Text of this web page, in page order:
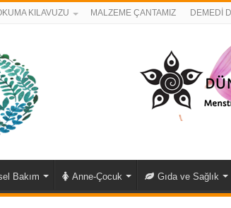
KILAVUZU MALZEME ÇANTAMIZ DEMEDİ
Bakım Anne-Çocuk Gıda ve Sağlık